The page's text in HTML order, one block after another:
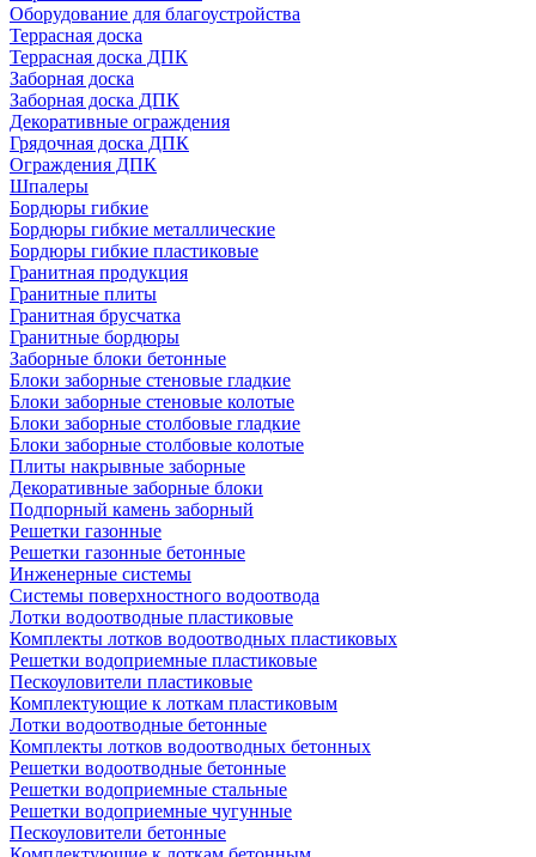
Оборудование для благоустройства
Террасная доска
Террасная доска ДПК
Заборная доска
Заборная доска ДПК
Декоративные ограждения
Грядочная доска ДПК
Ограждения ДПК
Шпалеры
Бордюры гибкие
Бордюры гибкие металлические
Бордюры гибкие пластиковые
Гранитная продукция
Гранитные плиты
Гранитная брусчатка
Гранитные бордюры
Заборные блоки бетонные
Блоки заборные стеновые гладкие
Блоки заборные стеновые колотые
Блоки заборные столбовые гладкие
Блоки заборные столбовые колотые
Плиты накрывные заборные
Декоративные заборные блоки
Подпорный камень заборный
Решетки газонные
Решетки газонные бетонные
Инженерные системы
Системы поверхностного водоотвода
Лотки водоотводные пластиковые
Комплекты лотков водоотводных пластиковых
Решетки водоприемные пластиковые
Пескоуловители пластиковые
Комплектующие к лоткам пластиковым
Лотки водоотводные бетонные
Комплекты лотков водоотводных бетонных
Решетки водоотводные бетонные
Решетки водоприемные стальные
Решетки водоприемные чугунные
Пескоуловители бетонные